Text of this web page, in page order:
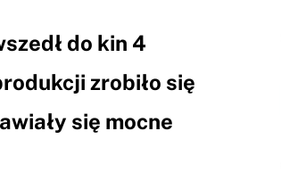
do kin 4
zrobiło się
się mocne